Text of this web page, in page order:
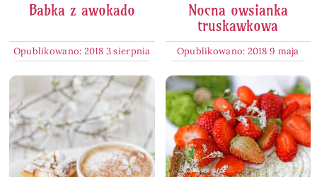
Babka z awokado
Opublikowano: 2018 3 sierpnia
Nocna owsianka
truskawkowa
Opublikowano: 2018 9 maja